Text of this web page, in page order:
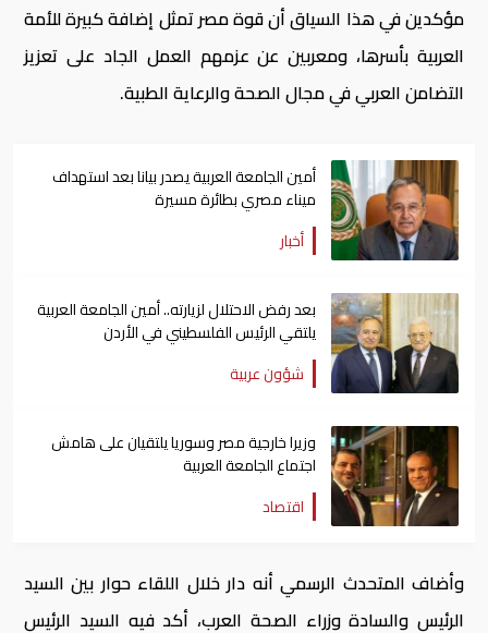
مؤكدين في هذا السياق أن قوة مصر تمثل إضافة كبيرة للأمة
العربية بأسرها، ومعربين عن عزمهم العمل الجاد على تعزيز
التضامن العربي في مجال الصحة والرعاية الطبية.
أمين الجامعة العربية يصدر بيانا بعد استهداف
ميناء مصري بطائرة مسيرة
أخبار
بعد رفض الاحتلال لزيارته.. أمين الجامعة العربية
يلتقي الرئيس الفلسطيني في الأردن
شؤون عربية
وزيرا خارجية مصر وسوريا يلتقيان على هامش
اجتماع الجامعة العربية
اقتصاد
وأضاف المتحدث الرسمي أنه دار خلال اللقاء حوار بين السيد
الرئيس والسادة وزراء الصحة العرب، أكد فيه السيد الرئيس